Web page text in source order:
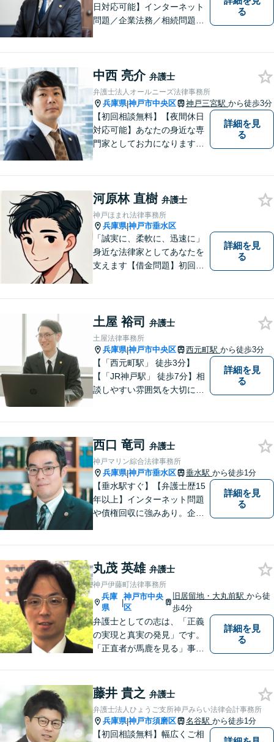
日対応可能】インターネット
問題／企業法務／相続問題／
る
中西 亮介 弁護士
弁護士法人オールニーズ法律事務所
兵庫県|神戸市中央区 神戸三宮駅 から徒歩3分
【初回相談無料】【夜間休日
対応可能】あなたの身近な専
門家としてお力になります。
気軽にご相談ください。
詳細を見
る
河原林 直樹 弁護士
神戸ほまれ法律事務所
兵庫県|神戸市垂水区
「誠実に、柔軟に、迅速に」
身近な法律家としてあなたを
支えます【借金問題】初回相
生後の手続き・トラブル対応
までワンストップで対応【オ
ンライン面談OK】
詳細を見
る
土屋 裕司 弁護士
土屋法律事務所
兵庫県|神戸市中央区 西元町駅 から徒歩3分
【「西元町駅」 徒歩3分】
【「JR神戸駅」 徒歩7分】相
談しやすい雰囲気を大切に
丁寧にお聞きし、最適な解決
策を迅速に提供することをお
約束します。【法テラス利用
可】
詳細を見
る
西口 竜司 弁護士
神戸マリン綜合法律事務所
兵庫県|神戸市垂水区 垂水駅 から徒歩1分
【垂水駅すぐ】【弁護士歴15
年以上】インターネット問題
や債権回収に強みあり。企業
しづらくてもご安心くださ
い。【分割払いOK】【休日・
夜間面談・ビデオ面談可】
詳細を見
る
丸茂 英雄 弁護士
神戸伊藤町法律事務所
兵庫
県
|
神戸市中央
区
旧居留地・大丸前駅から徒
歩4分
弁護士としての志は、「正義
の実現と真実の発見」です。
「正直者が馬鹿を見る」事は
に分析し、情熱を持って事件
に取り組みます。
詳細を見
る
藤井 貴之 弁護士
弁護士法人ひょうご支所神戸みらい法律会計事務所
兵庫県|神戸市須磨区 名谷駅 から徒歩1分
【初回相談無料】幅広くご相